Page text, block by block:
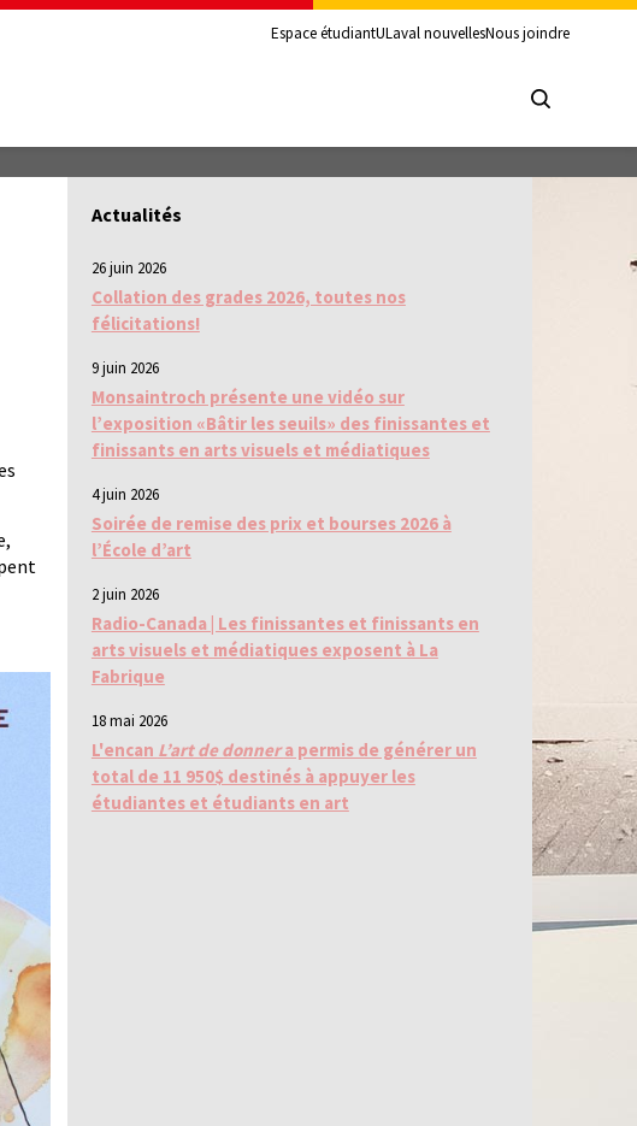
Espace étudiantULaval nouvellesNous joindre
Actualités
26 juin 2026
Collation des grades 2026, toutes nos
félicitations!
9 juin 2026
Monsaintroch présente une vidéo sur
l’exposition «Bâtir les seuils» des finissantes et
finissants en arts visuels et médiatiques
4 juin 2026
Soirée de remise des prix et bourses 2026 à
l’École d’art
2 juin 2026
Radio-Canada | Les finissantes et finissants en
arts visuels et médiatiques exposent à La
Fabrique
18 mai 2026
L'encan L’art de donnera permis de générer un
total de 11 950$ destinés à appuyer les
étudiantes et étudiants en art